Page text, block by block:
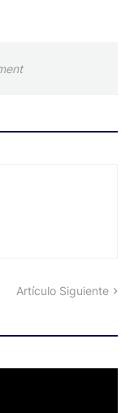
Artículo Siguiente